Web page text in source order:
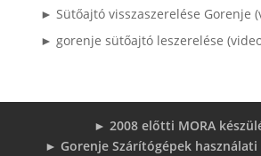
► Sütőajtó visszaszerelése Gorenje
► gorenje sütőajtó leszerelése
► 2008 előtti MORA
► Gorenje Szárítógépek